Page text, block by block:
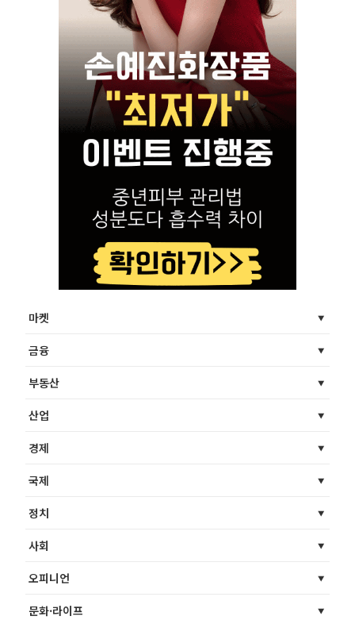
마켓
금융
부동산
산업
경제
국제
정치
사회
오피니언
문화·라이프